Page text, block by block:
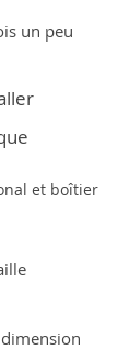
un peu
et boîtier